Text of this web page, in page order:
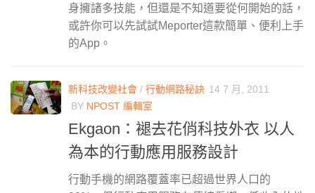
身擁諸多技能，但還是不知道要從何開始的話，
或許你可以先試試Meporter這款簡單、便利上手
的App。
新科技改變社會 / 行動網路秘訣 14 7 月, 2011
BY NPOST 編輯室
Ekgaon：褪去花俏科技外衣 以人
為本的行動應用服務設計
行動手機的網路覆蓋率已超過世界人口的